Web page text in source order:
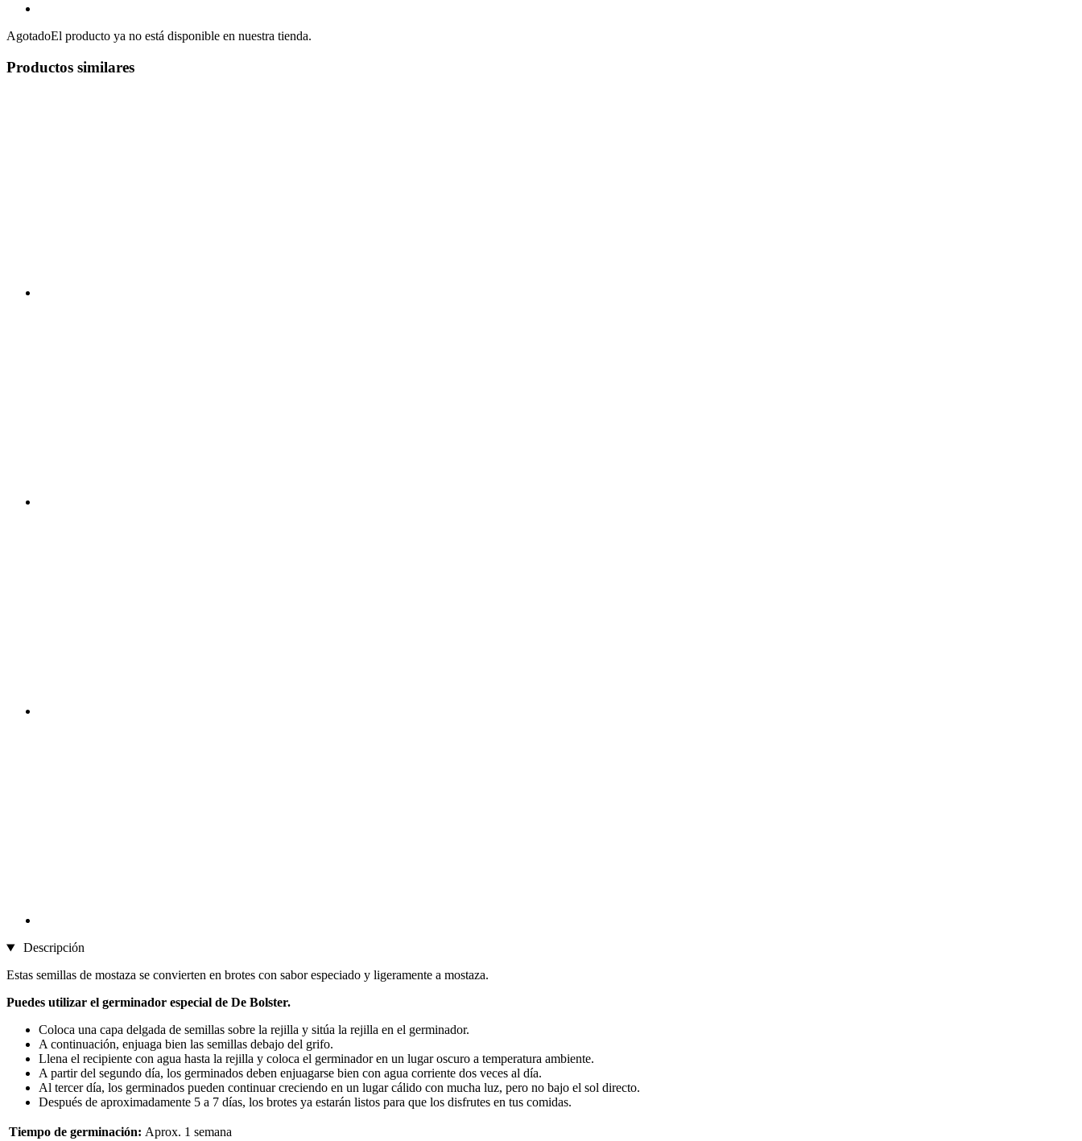
AgotadoEl producto ya no está disponible en nuestra tienda.
Productos similares
Descripción
Estas semillas de mostaza se convierten en brotes con sabor especiado y ligeramente a mostaza.
Puedes utilizar el germinador especial de De Bolster.
Coloca una capa delgada de semillas sobre la rejilla y sitúa la rejilla en el germinador.
A continuación, enjuaga bien las semillas debajo del grifo.
Llena el recipiente con agua hasta la rejilla y coloca el germinador en un lugar oscuro a temperatura ambiente.
A partir del segundo día, los germinados deben enjuagarse bien con agua corriente dos veces al día.
Al tercer día, los germinados pueden continuar creciendo en un lugar cálido con mucha luz, pero no bajo el sol directo.
Después de aproximadamente 5 a 7 días, los brotes ya estarán listos para que los disfrutes en tus comidas.
Tiempo de germinación: Aprox. 1 semana